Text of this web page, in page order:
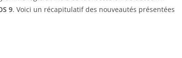
9. Voici un récapitulatif des nouveautés présentées